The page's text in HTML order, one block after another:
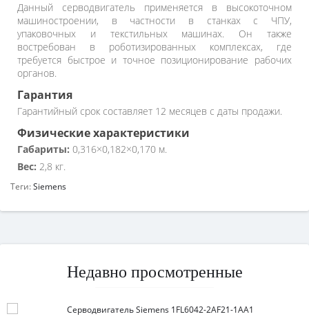
Данный серводвигатель применяется в высокоточном
машиностроении, в частности в станках с ЧПУ,
упаковочных и текстильных машинах. Он также
востребован в роботизированных комплексах, где
требуется быстрое и точное позиционирование рабочих
органов.
Гарантия
Гарантийный срок составляет 12 месяцев с даты продажи.
Физические характеристики
Габариты: 0,316×0,182×0,170 м.
Вес: 2,8 кг.
Теги:Siemens
Недавно просмотренные